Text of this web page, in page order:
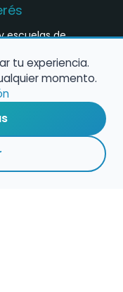
escuelas de
tu experiencia.
momento.